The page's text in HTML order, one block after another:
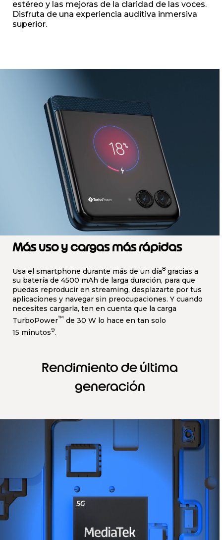
estéreo y las mejoras de la claridad de las voces.
Disfruta de una experiencia auditiva inmersiva
superior.
Más uso y cargas más rápidas
Usa el smartphone durante más de un día8 gracias a
su batería de 4500 mAh de larga duración, para que
puedas reproducir en streaming, desplazarte por tus
aplicaciones y navegar sin preocupaciones. Y cuando
necesites cargarla, ten en cuenta que la carga
TurboPower™ de 30 W lo hace en tan solo
15 minutos9.
Rendimiento de última
generación